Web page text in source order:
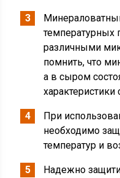
температурных
различными
помнить, что
а в сыром
При
необходимо
температур и
Надежно